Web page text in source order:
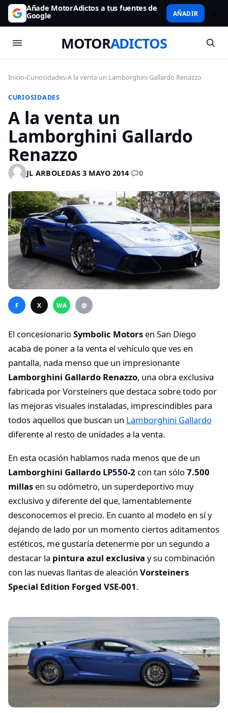
Añade MotorAdictos a tus fuentes de
Google AÑADIR
MOTORADICTOS
Inicio›Curiosidades›A la venta un Lamborghini Gallardo Renazzo
CURIOSIDADES
A la venta un
Lamborghini Gallardo
Renazzo
JL ARBOLEDAS·3 MAYO 2014· 0
F X WA @
El concesionarioSymbolic Motors en San Diego
acaba de poner a la venta el vehículo que ves en
pantalla, nada menso que un impresionante
Lamborghini Gallardo Renazzo, una obra exclusiva
fabricada por Vorsteiners que destaca sobre todo por
las mejoras visuales instaladas, imprescindibles para
todos aquellos que buscan un Lamborghini Gallardo
diferente al resto de unidades a la venta.
En esta ocasión hablamos nada menos que de un
Lamborghini Gallardo LP550-2 con tan sólo7.500
millas en su odómetro, un superdeportivo muy
exclusivo y diferente del que, lamentablemente
desconocemos el precio. En cuanto al modelo en sí y
dejando de lado por un momento ciertos aditamentos
estéticos, me gustaría detenerme por un segundo a
destacar la pintura azul exclusiva y su combinación
con las nuevas llantas de aleación Vorsteiners
Special Edition Forged VSE-001.